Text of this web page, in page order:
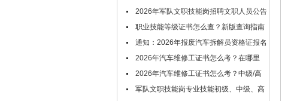
2026年军队文职技能岗招聘文职人员公告
汇总
职业技能等级证书怎么查？新版查询指南
请查收！
通知：2026年报废汽车拆解员资格证报名
条件及时间公布
2026年汽车维修工证书怎么考？在哪里
考？
2026年汽车维修工证书怎么考？中级/高
级/技师/高级技师证，考试申报中！
军队文职技能岗专业技能初级、中级、高